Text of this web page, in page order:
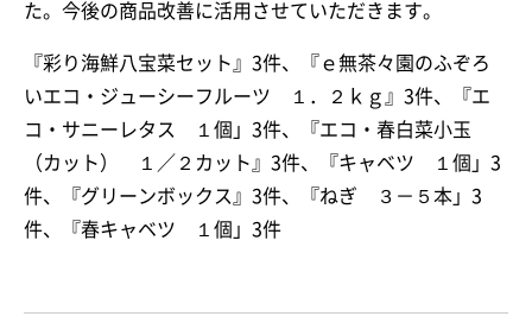
た。今後の商品改善に活用させていただきます。
『彩り海鮮八宝菜セット』3件、『ｅ無茶々園のふぞろ
いエコ・ジューシーフルーツ １．２ｋｇ』3件、『エ
コ・サニーレタス １個」3件、『エコ・春白菜小玉
（カット） １／２カット』3件、『キャベツ １個」3
件、『グリーンボックス』3件、『ねぎ ３－５本」3
件、『春キャベツ １個」3件